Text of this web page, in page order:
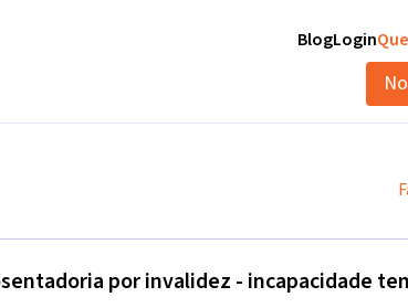
BlogLogin
por invalidez - incapacidade